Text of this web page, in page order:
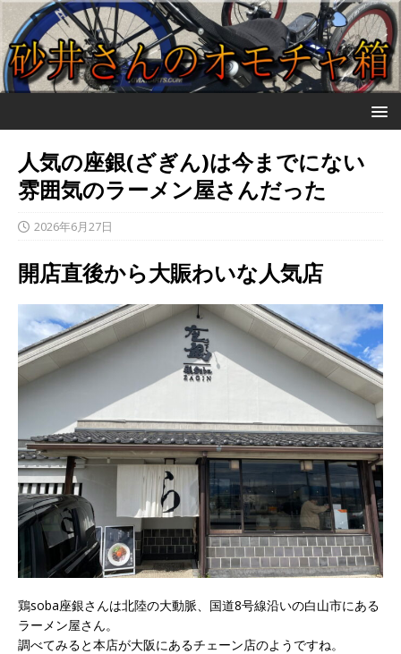
人気の座銀(ざぎん)は今までにない
雰囲気のラーメン屋さんだった
2026年6月27日
開店直後から大賑わいな人気店
鶏soba座銀さんは北陸の大動脈、国道8号線沿いの白山市にある
ラーメン屋さん。
調べてみると本店が大阪にあるチェーン店のようですね。